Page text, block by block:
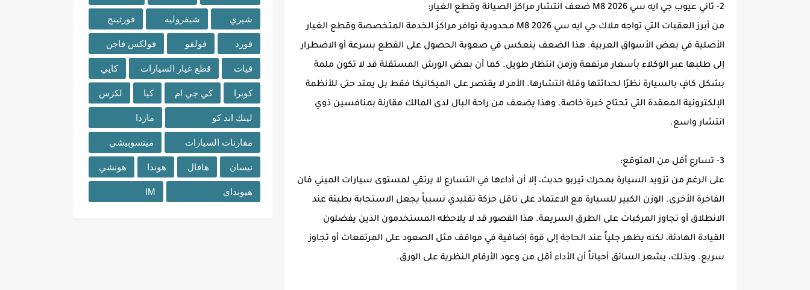
2- ثاني عيوب جي ايه سي M8 2026 ضعف انتشار مراكز الصيانة وقطع الغيار:
من أبرز العقبات التي تواجه ملاك جي ايه سي M8 2026 محدودية توافر مراكز الخدمة المتخصصة وقطع الغيار
الأصلية في بعض الأسواق العربية. هذا الضعف ينعكس في صعوبة الحصول على القطع بسرعة أو الاضطرار
إلى طلبها عبر الوكلاء بأسعار مرتفعة وزمن انتظار طويل. كما أن بعض الورش المستقلة قد لا تكون ملمة
بشكل كافٍ بالسيارة نظرًا لحداثتها وقلة انتشارها. الأمر لا يقتصر على الميكانيكا فقط بل يمتد حتى للأنظمة
الإلكترونية المعقدة التي تحتاج خبرة خاصة. وهذا يضعف من راحة البال لدى المالك مقارنة بمنافسين ذوي
انتشار واسع.
3- تسارع أقل من المتوقع:
على الرغم من تزويد السيارة بمحرك تيربو حديث، إلا أن أداءها في التسارع لا يرتقي لمستوى سيارات الميني فان
الفاخرة الأخرى. الوزن الكبير للسيارة مع الاعتماد على ناقل حركة تقليدي نسبياً يجعل الاستجابة بطيئة عند
الانطلاق أو تجاوز المركبات على الطرق السريعة. هذا القصور قد لا يلاحظه المستخدمون الذين يفضلون
القيادة الهادئة، لكنه يظهر جلياً عند الحاجة إلى قوة إضافية في مواقف مثل الصعود على المرتفعات أو تجاوز
سريع. وبذلك، يشعر السائق أحياناً أن الأداء أقل من وعود الأرقام النظرية على الورق.
شيري شيفروليه فورثينج
فورد فولفو فولكس فاجن
فيات قطع غيار السيارات كايي
كوبرا كي جي ام كيا لكزس
لينك اند كو مازدا
مقارنات السيارات ميتسوبيشي
نيسان هافال هوندا هونشي
هيونداي IM